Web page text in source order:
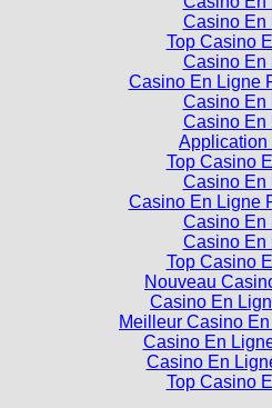
Casino En
Top Casino
Casino En
Casino En Ligne
Casino En
Casino En
Application
Top Casino
Casino En
Casino En Ligne
Casino En
Casino En
Top Casino
Nouveau
Casino En
Meilleur Casino
Casino En
Casino En
Top Casino